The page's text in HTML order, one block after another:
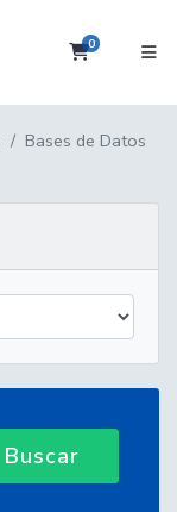
0Carrito
Bases de Datos
Buscar